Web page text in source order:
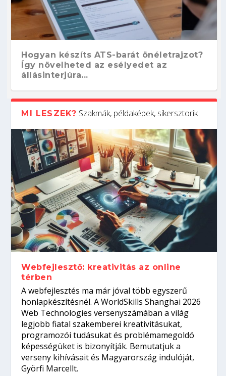
Hogyan készíts ATS-barát önéletrajzot?
Így növelheted az esélyedet az
állásinterjúra...
Kitalálod, mire használják ezeket a
gépeket?
Nem sikerült az egyetemi felvételi?
Tanulj szakmát!
Szoftverfejlesztő: verseny kódban –
amikor néhány sor program dönti el a
világversenyt...
Digitális detox – hogyan kapcsolódj ki
telefon nélkül?
MI LESZEK? Szakmák, példaképek, sikersztorik
Webfejlesztő: kreativitás az online
térben
A webfejlesztés ma már jóval több egyszerű
honlapkészítésnél. A WorldSkills Shanghai 2026
Web Technologies versenyszámában a világ
legjobb fiatal szakemberei kreativitásukat,
programozói tudásukat és problémamegoldó
képességüket is bizonyítják. Bemutatjuk a
verseny kihívásait és Magyarország indulóját,
Györfi Marcellt.